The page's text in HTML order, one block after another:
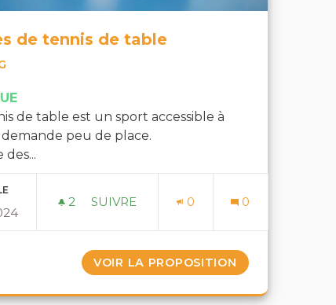
de tennis de table
de table est un sport accessible à
peu de place.
des...
2 2 ABONNÉS
SUIVRE 0 0
VOIR LA PROPOSITION TABLES DE